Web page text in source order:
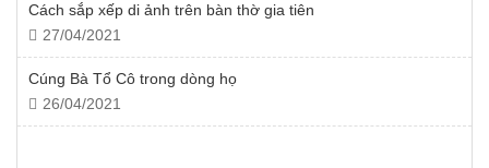
Cách sắp xếp di ảnh trên bàn thờ gia tiên
27/04/2021
Cúng Bà Tổ Cô trong dòng họ
26/04/2021